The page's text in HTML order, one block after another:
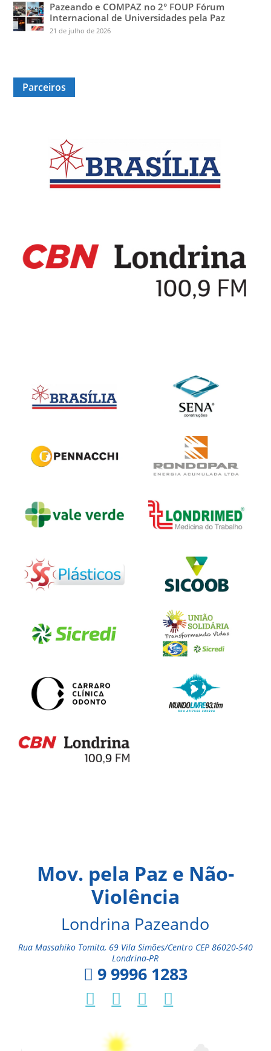
Pazeando e COMPAZ no 2° FOUP Fórum
Internacional de Universidades pela Paz
21 de julho de 2026
Parceiros
Mov. pela Paz e Não-
Violência
Londrina Pazeando
Rua Massahiko Tomita, 69 Vila Simões/Centro CEP 86020-540
Londrina-PR
9 9996 1283